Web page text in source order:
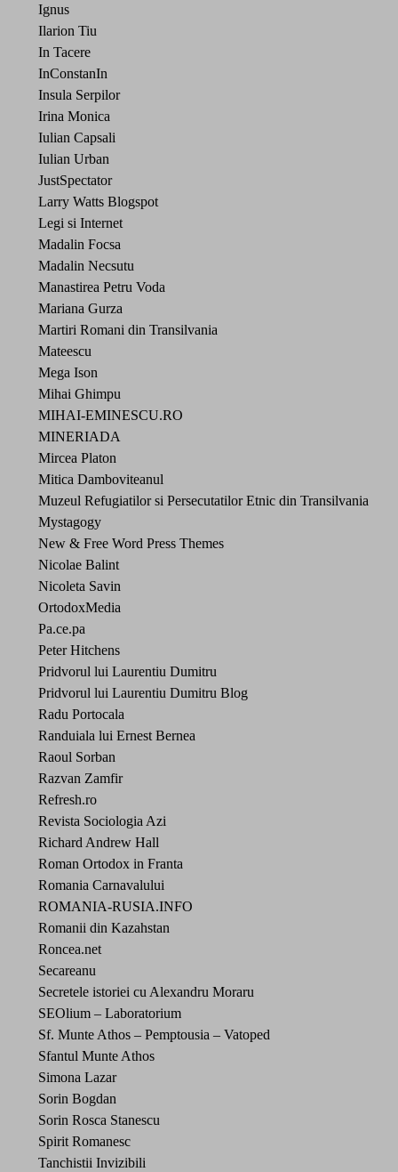
Ignus
Ilarion Tiu
In Tacere
InConstanIn
Insula Serpilor
Irina Monica
Iulian Capsali
Iulian Urban
JustSpectator
Larry Watts Blogspot
Legi si Internet
Madalin Focsa
Madalin Necsutu
Manastirea Petru Voda
Mariana Gurza
Martiri Romani din Transilvania
Mateescu
Mega Ison
Mihai Ghimpu
MIHAI-EMINESCU.RO
MINERIADA
Mircea Platon
Mitica Damboviteanul
Muzeul Refugiatilor si Persecutatilor Etnic din Transilvania
Mystagogy
New & Free Word Press Themes
Nicolae Balint
Nicoleta Savin
OrtodoxMedia
Pa.ce.pa
Peter Hitchens
Pridvorul lui Laurentiu Dumitru
Pridvorul lui Laurentiu Dumitru Blog
Radu Portocala
Randuiala lui Ernest Bernea
Raoul Sorban
Razvan Zamfir
Refresh.ro
Revista Sociologia Azi
Richard Andrew Hall
Roman Ortodox in Franta
Romania Carnavalului
ROMANIA-RUSIA.INFO
Romanii din Kazahstan
Roncea.net
Secareanu
Secretele istoriei cu Alexandru Moraru
SEOlium – Laboratorium
Sf. Munte Athos – Pemptousia – Vatoped
Sfantul Munte Athos
Simona Lazar
Sorin Bogdan
Sorin Rosca Stanescu
Spirit Romanesc
Tanchistii Invizibili